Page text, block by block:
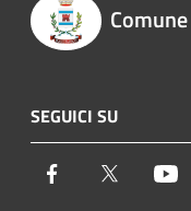
SEGUICI SU
Facebook Twitter